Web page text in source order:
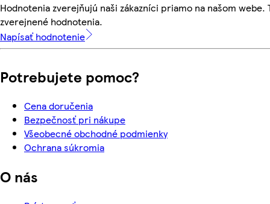
Hodnotenia zverejňujú naši zákazníci priamo na našom webe.
zverejnené hodnotenia.
Napísať hodnotenie
Potrebujete pomoc?
Cena doručenia
Bezpečnosť pri nákupe
Všeobecné obchodné podmienky
Ochrana súkromia
O nás